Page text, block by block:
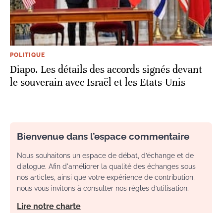
POLITIQUE
Diapo. Les détails des accords signés devant
le souverain avec Israël et les Etats-Unis
Bienvenue dans l’espace commentaire
Nous souhaitons un espace de débat, d’échange et de
dialogue. Afin d'améliorer la qualité des échanges sous
nos articles, ainsi que votre expérience de contribution,
nous vous invitons à consulter nos règles d’utilisation.
Lire notre charte